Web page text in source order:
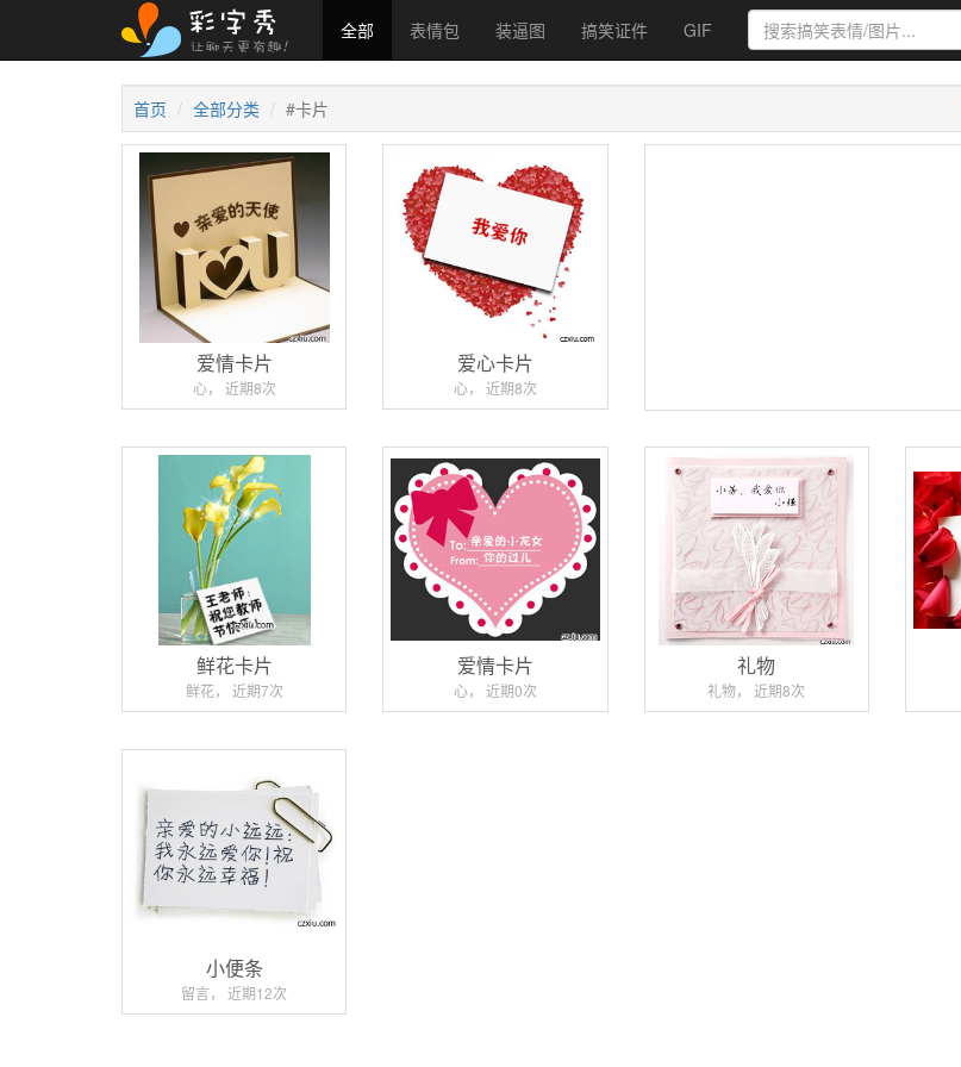
全部 表情包 装逼图 搞笑证件 GIF
首页 全部分类 #卡片
爱情卡片
心， 近期8次
爱心卡片
心， 近期8次
鲜花卡片
鲜花， 近期7次
爱情卡片
心， 近期0次
礼物
礼物， 近期8次
小便条
留言， 近期12次